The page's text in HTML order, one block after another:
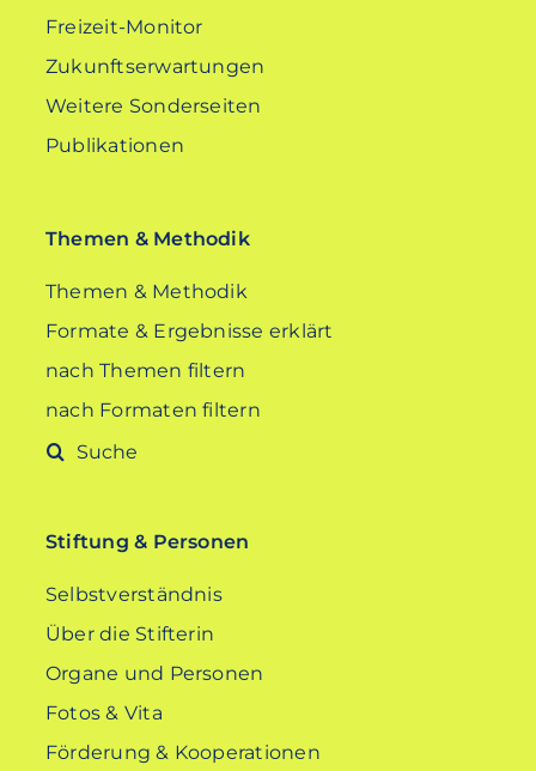
Freizeit-Monitor
Zukunftserwartungen
Weitere Sonderseiten
Publikationen
Themen & Methodik
Themen & Methodik
Formate & Ergebnisse erklärt
nach Themen filtern
nach Formaten filtern
Suche
Stiftung & Personen
Selbstverständnis
Über die Stifterin
Organe und Personen
Fotos & Vita
Förderung & Kooperationen